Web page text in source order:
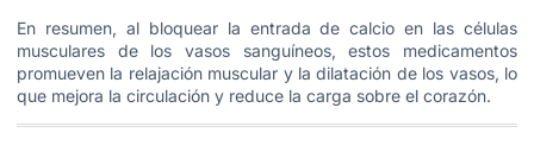
​En resumen, al bloquear la entrada de calcio en las células
musculares de los vasos sanguíneos, estos medicamentos
promueven la relajación muscular y la dilatación de los vasos, lo
que mejora la circulación y reduce la carga sobre el corazón.